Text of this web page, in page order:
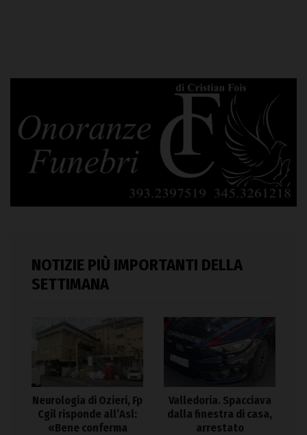
NOTIZIE PIÙ IMPORTANTI DELLA
SETTIMANA
Neurologia di Ozieri, Fp
Cgil risponde all’Asl:
«Bene conferma
Valledoria. Spacciava
dalla finestra di casa,
arrestato